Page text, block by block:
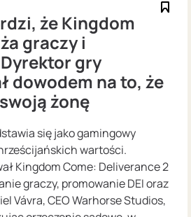
że Kingdom
graczy i
gry
dowodem na to, że
żonę
się jako gamingowy
wartości.
Kingdom Come: Deliverance 2
graczy, promowanie DEI oraz
Vávra, CEO Warhorse Studios,